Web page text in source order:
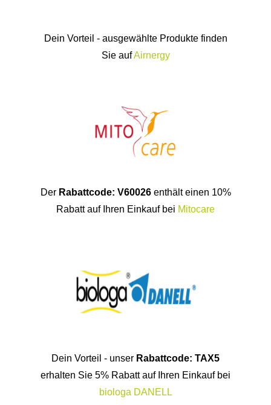
Dein Vorteil - ausgewählte Produkte finden
Sie aufAirnergy
Der Rabattcode: V60026 enthält einen 10%
Rabatt auf Ihren Einkauf bei Mitocare
Dein Vorteil - unser Rabattcode: TAX5
erhalten Sie 5% Rabatt auf Ihren Einkauf bei
biologa DANELL